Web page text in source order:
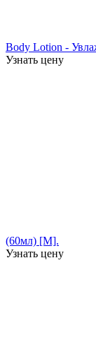
Body Lotion -
Узнать цену
(60мл) [M].
Узнать цену